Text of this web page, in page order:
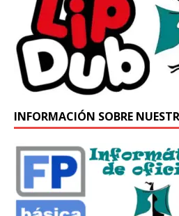
INFORMACIÓN SOBRE